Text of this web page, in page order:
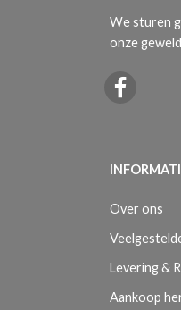
We sturen
onze
Over ons
Levering &
Aankoop